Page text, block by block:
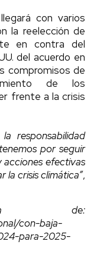
con varios
la reelección de
en contra del
del acuerdo en
compromisos de
de los
frente a la crisis
responsabilidad
por seguir
efectivas
la crisis climática”,
de:
con-baja-
para-2025-